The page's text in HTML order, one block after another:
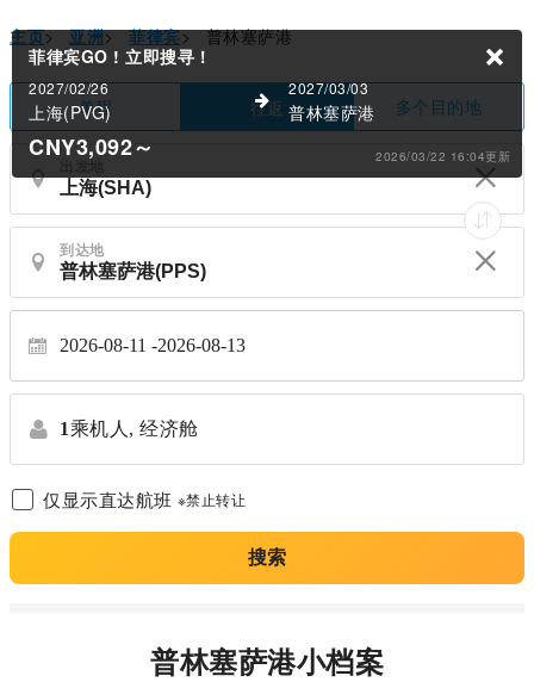
主页> 亚洲> 菲律宾> 普林塞萨港
单程 往返 多个目的地
出发地
到达地
2026-08-11 2026-08-13
1乘机人, 经济舱
仅显示直达航班 ※禁止转让
搜索
菲律宾GO ! 立即搜寻！
2027/02/26
上海(PVG)
2027/03/03
普林塞萨港
CNY3,092～ 2026/03/22 16:04更新
普林塞萨港小档案